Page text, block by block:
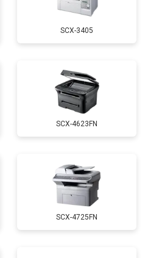
SCX-3405
SCX-4623FN
SCX-4725FN